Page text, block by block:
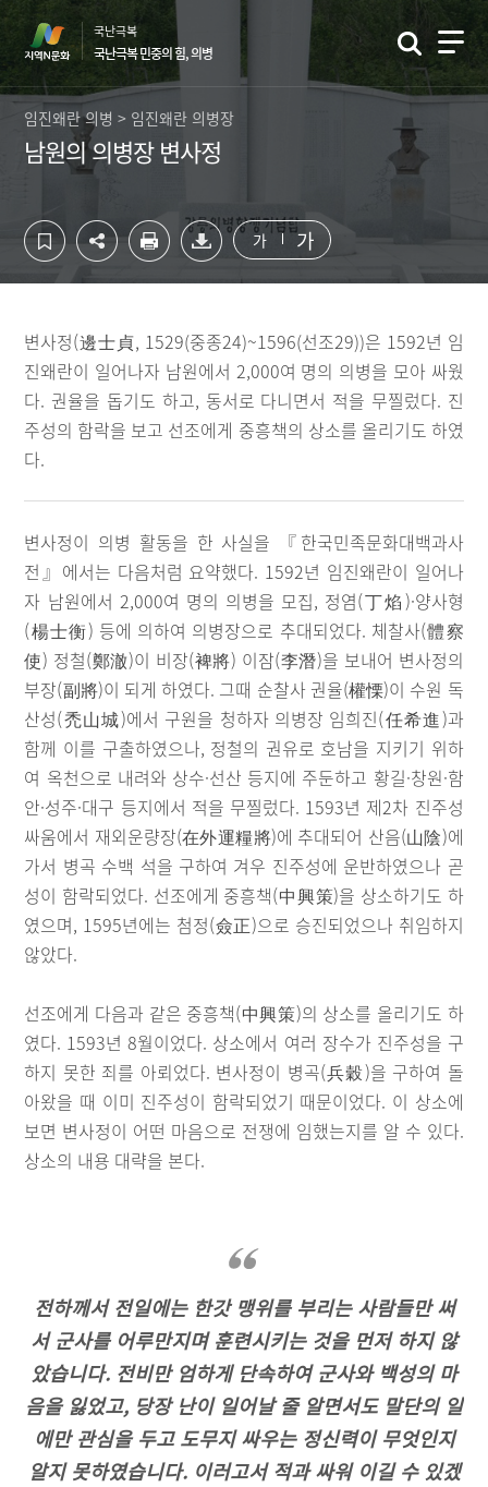
컨
츠
영
하
영
역
국난극복
국난극복 민중의 힘, 의병
임진왜란 의병 > 임진왜란 의병장
남원의 의병장 변사정
가 가
변사정(邊士貞, 1529(중종24)~1596(선조29))은 1592년 임
진왜란이 일어나자 남원에서 2,000여 명의 의병을 모아 싸웠
다. 권율을 돕기도 하고, 동서로 다니면서 적을 무찔렀다. 진
주성의 함락을 보고 선조에게 중흥책의 상소를 올리기도 하였
다.
변사정이 의병 활동을 한 사실을 『한국민족문화대백과사
전』에서는 다음처럼 요약했다. 1592년 임진왜란이 일어나
자 남원에서 2,000여 명의 의병을 모집, 정염(丁焰)·양사형
(楊士衡) 등에 의하여 의병장으로 추대되었다. 체찰사(體察
使) 정철(鄭澈)이 비장(裨將) 이잠(李潛)을 보내어 변사정의
부장(副將)이 되게 하였다. 그때 순찰사 권율(權慄)이 수원 독
산성(禿山城)에서 구원을 청하자 의병장 임희진(任希進)과
함께 이를 구출하였으나, 정철의 권유로 호남을 지키기 위하
여 옥천으로 내려와 상수·선산 등지에 주둔하고 황길·창원·함
안·성주·대구 등지에서 적을 무찔렀다. 1593년 제2차 진주성
싸움에서 재외운량장(在外運糧將)에 추대되어 산음(山陰)에
가서 병곡 수백 석을 구하여 겨우 진주성에 운반하였으나 곧
성이 함락되었다. 선조에게 중흥책(中興策)을 상소하기도 하
였으며, 1595년에는 첨정(僉正)으로 승진되었으나 취임하지
않았다.
선조에게 다음과 같은 중흥책(中興策)의 상소를 올리기도 하
였다. 1593년 8월이었다. 상소에서 여러 장수가 진주성을 구
하지 못한 죄를 아뢰었다. 변사정이 병곡(兵穀)을 구하여 돌
아왔을 때 이미 진주성이 함락되었기 때문이었다. 이 상소에
보면 변사정이 어떤 마음으로 전쟁에 임했는지를 알 수 있다.
상소의 내용 대략을 본다.
전하께서 전일에는 한갓 맹위를 부리는 사람들만 써
서 군사를 어루만지며 훈련시키는 것을 먼저 하지 않
았습니다. 전비만 엄하게 단속하여 군사와 백성의 마
음을 잃었고, 당장 난이 일어날 줄 알면서도 말단의 일
에만 관심을 두고 도무지 싸우는 정신력이 무엇인지
알지 못하였습니다. 이러고서 적과 싸워 이길 수 있겠